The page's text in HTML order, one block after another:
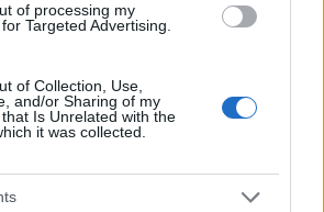
of processing my
Targeted Advertising.
of Collection, Use,
and/or Sharing of my
Is Unrelated with the
it was collected.